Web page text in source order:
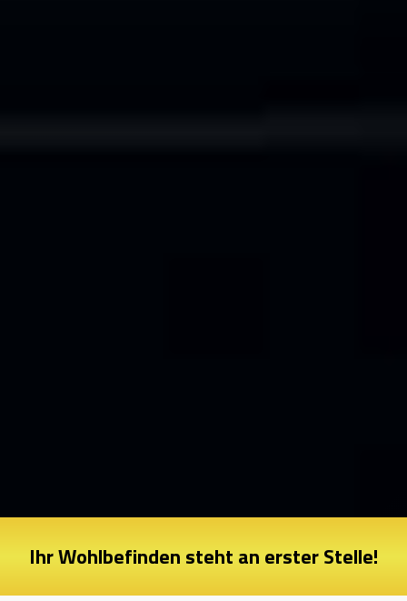
Ihr Wohlbefinden steht an erster Stelle!